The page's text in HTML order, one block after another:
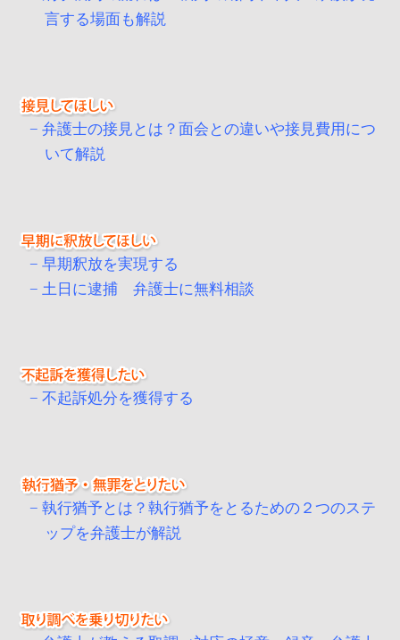
言する場面も解説
弁護士の接見とは？面会との違いや接見費用につ
いて解説
早期釈放を実現する
土日に逮捕 弁護士に無料相談
不起訴処分を獲得する
執行猶予とは？執行猶予をとるための２つのステ
ップを弁護士が解説